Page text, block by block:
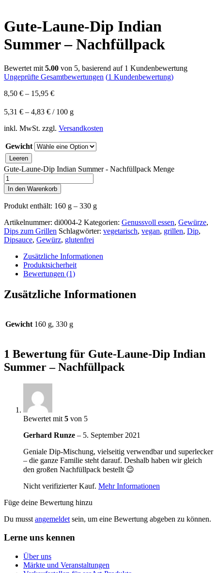
Gute-Laune-Dip Indian
Summer – Nachfüllpack
Bewertet mit 5.00 von 5, basierend auf 1 Kundenbewertung
Ungeprüfte Gesamtbewertungen (1 Kundenbewertung)
8,50 € – 15,95 €
5,31 € – 4,83 € / 100 g
inkl. MwSt. zzgl. Versandkosten
Gewicht
Leeren
Gute-Laune-Dip Indian Summer - Nachfüllpack Menge
In den Warenkorb
Produkt enthält: 160 g – 330 g
Artikelnummer: di0004-2 Kategorien: Genussvoll essen, Gewürze,
Dips zum Grillen Schlagwörter: vegetarisch, vegan, grillen, Dip,
Dipsauce, Gewürz, glutenfrei
Zusätzliche Informationen
Produktsicherheit
Bewertungen (1)
Zusätzliche Informationen
Gewicht 160 g, 330 g
1 Bewertung für Gute-Laune-Dip Indian
Summer – Nachfüllpack
Bewertet mit 5 von 5
Gerhard Runze – 5. September 2021
Geniale Dip-Mischung, vielseitig verwendbar und superlecker
– die ganze Familie steht darauf. Deshalb haben wir gleich
den großen Nachfüllpack bestellt 😉
Nicht verifizierter Kauf. Mehr Informationen
Füge deine Bewertung hinzu
Du musst angemeldet sein, um eine Bewertung abgeben zu können.
Lerne uns kennen
Über uns
Märkte und Veranstaltungen